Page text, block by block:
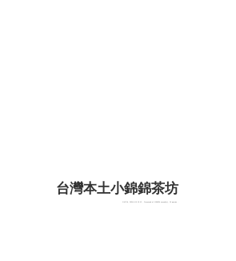
台灣本土小錦錦茶坊